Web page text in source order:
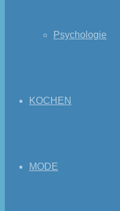
Psychologie
KOCHEN
MODE